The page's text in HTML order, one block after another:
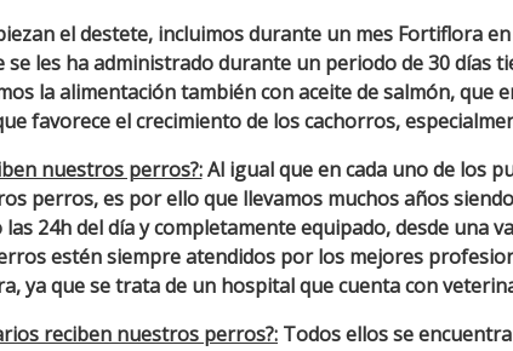
el destete, incluimos durante un mes Fortiflora
les ha administrado durante un periodo de 30 días
la alimentación también con aceite de salmón, que
favorece el crecimiento de los cachorros,
nuestros perros?:Al igual que en cada uno de los
perros, es por ello que llevamos muchos años
24h del día y completamente equipado, desde una
estén siempre atendidos por los mejores
ya que se trata de un hospital que cuenta con
reciben nuestros perros?: Todos ellos se